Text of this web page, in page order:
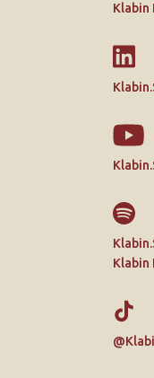
Klabin
Klabin